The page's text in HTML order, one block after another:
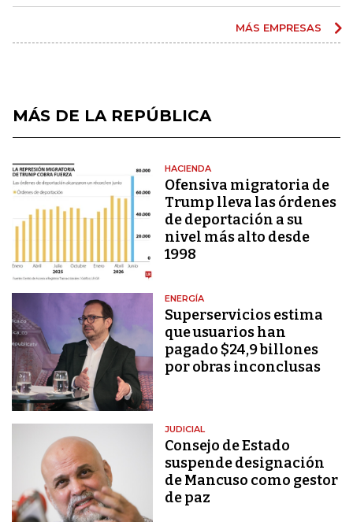
MÁS EMPRESAS
MÁS DE LA REPÚBLICA
HACIENDA
Ofensiva migratoria de
Trump lleva las órdenes
de deportación a su
nivel más alto desde
1998
ENERGÍA
Superservicios estima
que usuarios han
pagado $24,9 billones
por obras inconclusas
JUDICIAL
Consejo de Estado
suspende designación
de Mancuso como gestor
de paz